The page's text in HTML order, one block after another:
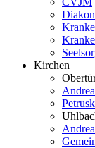
Kirchen